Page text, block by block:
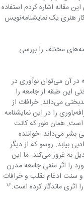
مقاله اشاره کردم استفاده
از مفاهیم جدید در تئاتر مشکل‌ترین نوع نوآوری در این زمینه است که درواقع تکامل کار هنری یک نمایشنامه‌نویس
برای بررسی دقیق‌تر این چهار محور نوآوری در نگارش نمایشنامه، چند نمونه از نمایشنامه‌های مختلف را بررسی
هنريک ايبسن نمايشنامه‌نويس نروژی نمايش نامه‌ای به نام "مرغابی وحشی" نوشته كه در آن می‌توان نوآوری در
اين طبقه از جامعه را
عليرغم ثروتمندی‌شان نشان داده است. او دوری از اصول اخلاقی را دليل اصلی اين بدبختی می‌داند. خرافات از
ديگر مواردی است كه ايبسن آن را مورد انتقاد قرار داده است. او با استفاده از طنز خرافه‌باوری را در این نمایشنامه
دیدگاه‌های اخلاقی کانت بوده است. همان طور که کانت
اخلاق‌مداری را در صداقت می‌دانست ایبسن نیز این ویژگی اخلاقی را باعث خوشبختی بشر می‌داند. خواننده
اثر ادبی بیابد. روسو که از دیگر
فیلسوفان است معتقد بود که جامعه عشق به خود  را که در هر فرد بشر وجود دارد تبدیل به غرور می‌کند. ما این
در واقع می توان این مورد را اثر منفی جامعه مدرن
و سنت ادغام تقلب و خرافات
۱,۲